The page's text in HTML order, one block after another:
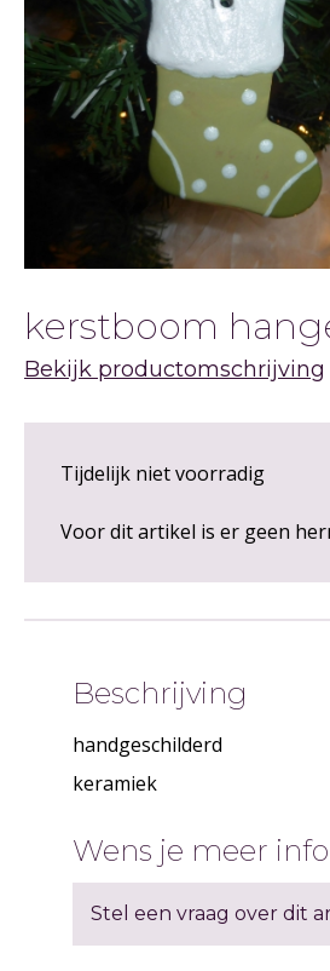
kerstboom
Bekijk productomschrijving
Tijdelijk niet voorradig
Voor dit artikel is er geen
Beschrijving
handgeschilderd
keramiek
Wens je meer
Stel een vraag over dit